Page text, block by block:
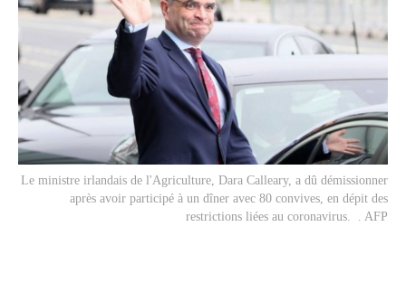
Le ministre irlandais de l'Agriculture, Dara Calleary, a dû démissionner
après avoir participé à un dîner avec 80 convives, en dépit des
restrictions liées au coronavirus. . AFP